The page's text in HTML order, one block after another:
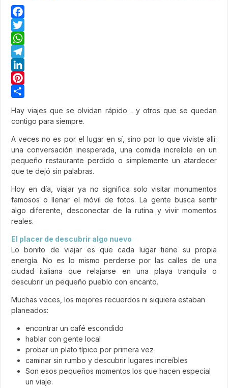
Facebook
Twitter
WhatsApp
Telegram
LinkedIn
Pinterest
Hay viajes que se olvidan rápido… y otros que se quedan
contigo para siempre.
A veces no es por el lugar en sí, sino por lo que viviste allí:
una conversación inesperada, una comida increíble en un
pequeño restaurante perdido o simplemente un atardecer
que te dejó sin palabras.
Hoy en día, viajar ya no significa solo visitar monumentos
famosos o llenar el móvil de fotos. La gente busca sentir
algo diferente, desconectar de la rutina y vivir momentos
reales.
El placer de descubrir algo nuevo
Lo bonito de viajar es que cada lugar tiene su propia
energía. No es lo mismo perderse por las calles de una
ciudad italiana que relajarse en una playa tranquila o
descubrir un pequeño pueblo con encanto.
Muchas veces, los mejores recuerdos ni siquiera estaban
planeados:
encontrar un café escondido
hablar con gente local
probar un plato típico por primera vez
caminar sin rumbo y descubrir lugares increíbles
Son esos pequeños momentos los que hacen especial
un viaje.